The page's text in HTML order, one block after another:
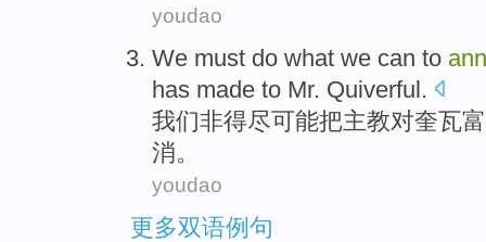
youdao
We must do what we can to
has made to Mr. Quiverful.
我们非得尽可能把主教对奎瓦富
消。
youdao
更多双语例句